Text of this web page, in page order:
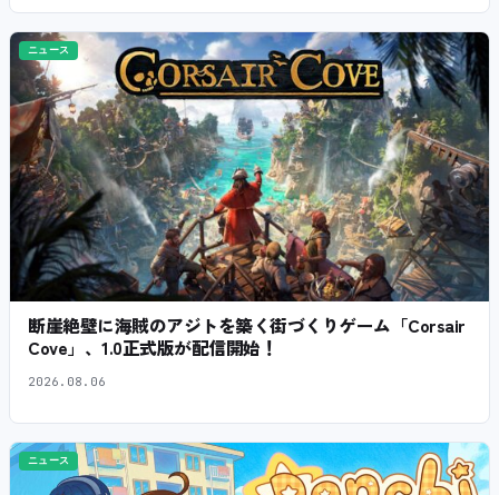
ニュース
断崖絶壁に海賊のアジトを築く街づくりゲーム「Corsair
Cove」、1.0正式版が配信開始！
2026.08.06
ニュース